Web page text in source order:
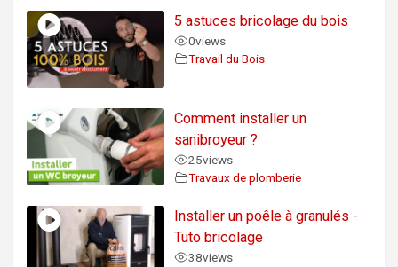
5 astuces bricolage du bois
0views
Travail du Bois
Comment installer un
sanibroyeur ?
25views
Travaux de plomberie
Installer un poêle à granulés -
Tuto bricolage
38views